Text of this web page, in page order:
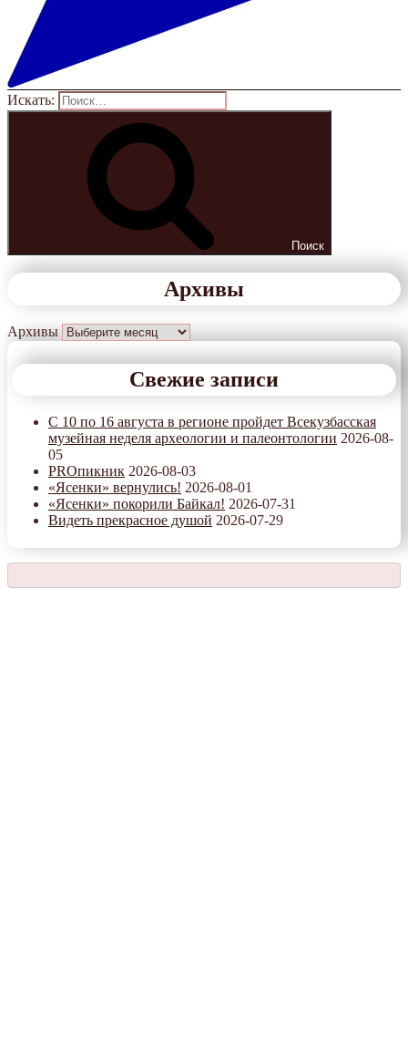
Искать:
Поиск
Архивы
Архивы
Свежие записи
С 10 по 16 августа в регионе пройдет Всекузбасская
музейная неделя археологии и палеонтологии 2026-08-
05
PROпикник 2026-08-03
«Ясенки» вернулись! 2026-08-01
«Ясенки» покорили Байкал! 2026-07-31
Видеть прекрасное душой 2026-07-29